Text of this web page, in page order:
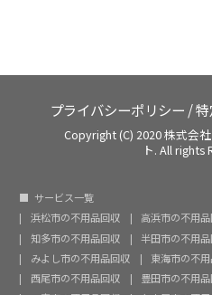
プライバシーポリシー /
Copyright (C) 2020 株式会
ト. All rights
サービス一覧
浜松市の不用品回収
高浜市の不用
知多市の不用品回収
半田市の不用
みよし市の不用品回収
東海市の不
西尾市の不用品回収
豊田市の不用